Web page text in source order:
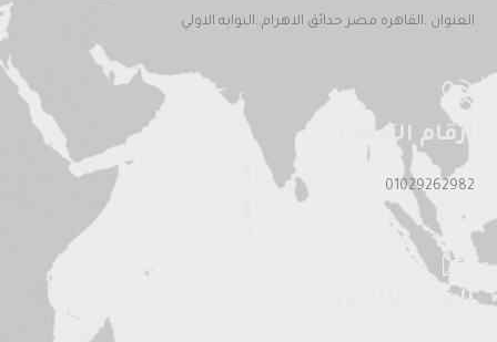
العنوان .القاهره مصر حدائق الاهرام..البوابه الاولي
أرقام التواصل
01029262982
البريد الالكتروني